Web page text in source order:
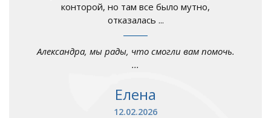
конторой, но там все было мутно,
отказалась ...
Александра, мы рады, что смогли вам помочь.
...
Елена
12.02.2026